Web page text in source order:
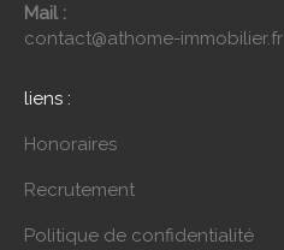
Mail :
contact@athome-immobilier.fr
liens :
Honoraires
Recrutement
Politique de confidentialité